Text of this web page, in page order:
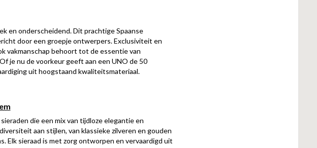
en onderscheidend. Dit prachtige Spaanse
door een groepje ontwerpers. Exclusiviteit en
vakmanschap behoort tot de essentie van
je nu de voorkeur geeft aan een UNO de 50
uit hoogstaand kwaliteitsmateriaal.
die een mix van tijdloze elegantie en
aan stijlen, van klassieke zilveren en gouden
Elk sieraad is met zorg ontworpen en vervaardigd uit